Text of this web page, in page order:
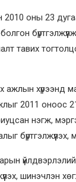
оны 23
тавих
ажлын
2011 оноос
нэгж,
шинэчлэн